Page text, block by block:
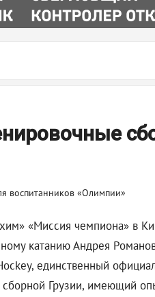
«Миссия чемпиона» в
катанию Андрея
единственный
сборной Грузии, имеющий